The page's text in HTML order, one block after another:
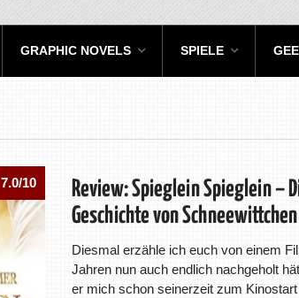
GRAPHIC NOVELS SPIELE
7.0/10
Review: Spieglein Spieglein –
Geschichte von
Diesmal erzähle ich euch von einem
Jahren nun auch endlich nachgeholt
er mich schon seinerzeit zum